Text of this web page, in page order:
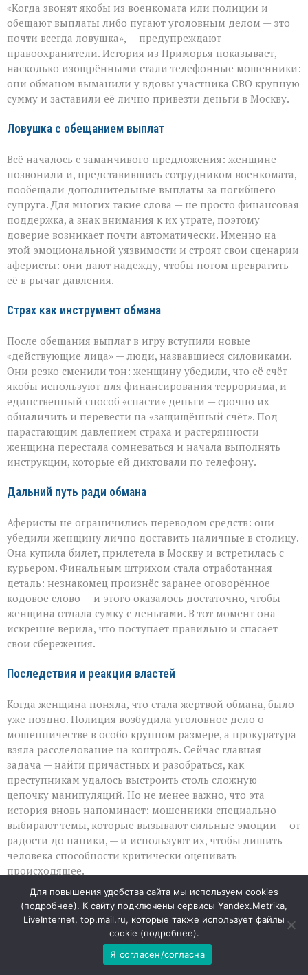
сыграли
на
самом
больном»:
вдова
военного
лишилась
миллионов
из‑за
«Когда звонят якобы из военкомата или полиции и
обещают выплаты либо пугают уголовным делом — это
почти всегда ловушка», — предупреждают
правоохранители. История из Приморья показывает,
насколько изощрёнными стали телефонные мошенники:
они обманом выманили у вдовы участника СВО крупную
сумму и заставили её лично привезти деньги в Москву.
Ловушка с обещанием выплат
Всё началось с заманчивого предложения: женщине
позвонили и, представившись сотрудником военкомата,
пообещали дополнительные выплаты за погибшего
супруга. Для многих такие слова — не просто финансовая
поддержка, а знак внимания к их утрате, поэтому
доверие возникает почти автоматически. Именно на
этой эмоциональной уязвимости и строят свои сценарии
аферисты: они дают надежду, чтобы потом превратить
её в рычаг давления.
Страх как инструмент обмана
После обещания выплат в игру вступили новые
«действующие лица» — люди, назвавшиеся силовиками.
Они резко сменили тон: женщину убедили, что её счёт
якобы используют для финансирования терроризма, и
единственный способ «спасти» деньги — срочно их
обналичить и перевести на «защищённый счёт». Под
нарастающим давлением страха и растерянности
женщина перестала сомневаться и начала выполнять
инструкции, которые ей диктовали по телефону.
Дальний путь ради обмана
Аферисты не ограничились переводом средств: они
убедили женщину лично доставить наличные в столицу.
Она купила билет, прилетела в Москву и встретилась с
курьером. Финальным штрихом стала отработанная
деталь: незнакомец произнёс заранее оговорённое
кодовое слово — и этого оказалось достаточно, чтобы
женщина отдала сумку с деньгами. В тот момент она
искренне верила, что поступает правильно и спасает
свои сбережения.
Последствия и реакция властей
Когда женщина поняла, что стала жертвой обмана, было
уже поздно. Полиция возбудила уголовное дело о
мошенничестве в особо крупном размере, а прокуратура
взяла расследование на контроль. Сейчас главная
задача — найти причастных и разобраться, как
преступникам удалось выстроить столь сложную
цепочку манипуляций. Но не менее важно, что эта
история вновь напоминает: мошенники специально
выбирают темы, которые вызывают сильные эмоции — от
радости до паники, — и используют их, чтобы лишить
человека способности критически оценивать
происходящее.
Почему такие схемы срабатывают
Главная опасность подобных афер — в их
правдоподобности: аферисты копируют интонации,
используют профессиональные формулировки и точно
Для повышения удобства сайта мы используем cookies
(подробнее). К сайту подключены сервисы Yandex.Metrika,
LiveInternet, top.mail.ru, которые также использует файлы
cookie (подробнее).
Я согласен/согласна